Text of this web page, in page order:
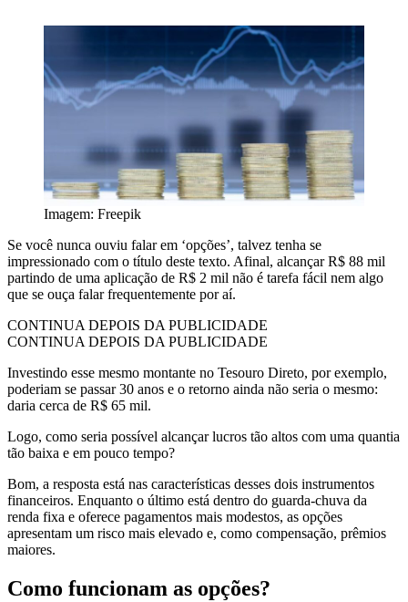
Imagem: Freepik
Se você nunca ouviu falar em ‘opções’, talvez tenha se
impressionado com o título deste texto. Afinal, alcançar R$ 88 mil
partindo de uma aplicação de R$ 2 mil não é tarefa fácil nem algo
que se ouça falar frequentemente por aí.
CONTINUA DEPOIS DA PUBLICIDADE
CONTINUA DEPOIS DA PUBLICIDADE
Investindo esse mesmo montante no Tesouro Direto, por exemplo,
poderiam se passar 30 anos e o retorno ainda não seria o mesmo:
daria cerca de R$ 65 mil.
Logo, como seria possível alcançar lucros tão altos com uma quantia
tão baixa e em pouco tempo?
Bom, a resposta está nas características desses dois instrumentos
financeiros. Enquanto o último está dentro do guarda-chuva da
renda fixa e oferece pagamentos mais modestos, as opções
apresentam um risco mais elevado e, como compensação, prêmios
maiores.
Como funcionam as opções?